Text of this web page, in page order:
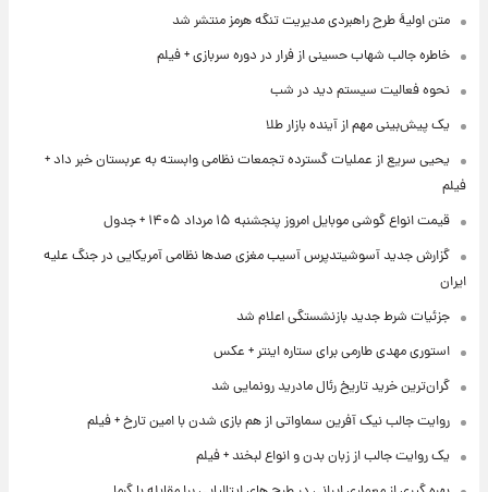
متن اولیۀ طرح راهبردی مدیریت تنگه هرمز منتشر شد
خاطره جالب شهاب حسینی از فرار در دوره سربازی + فیلم
نحوه فعالیت سیستم دید در شب
یک پیش‌بینی مهم از آینده بازار طلا
یحیی سریع از عملیات گسترده تجمعات نظامی وابسته به عربستان خبر داد +
فیلم
قیمت انواع گوشی موبایل امروز پنجشنبه ۱۵ مرداد ۱۴۰۵ + جدول
گزارش جدید آسوشیتدپرس آسیب مغزی صدها نظامی آمریکایی در جنگ علیه
ایران
جزئیات شرط جدید بازنشستگی اعلام شد
استوری مهدی طارمی برای ستاره اینتر + عکس
گران‌ترین خرید تاریخ رئال مادرید رونمایی شد
روایت جالب نیک آفرین سماواتی از هم بازی شدن با امین تارخ + فیلم
یک روایت جالب از زبان بدن و انواع لبخند + فیلم